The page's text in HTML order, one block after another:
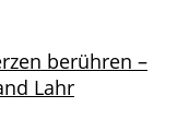
berühren –
Lahr